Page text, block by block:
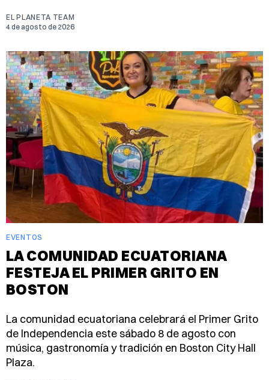
EL PLANETA TEAM
4 de agosto de 2026
EVENTOS
LA COMUNIDAD ECUATORIANA
FESTEJA EL PRIMER GRITO EN
BOSTON
La comunidad ecuatoriana celebrará el Primer Grito
de Independencia este sábado 8 de agosto con
música, gastronomía y tradición en Boston City Hall
Plaza.